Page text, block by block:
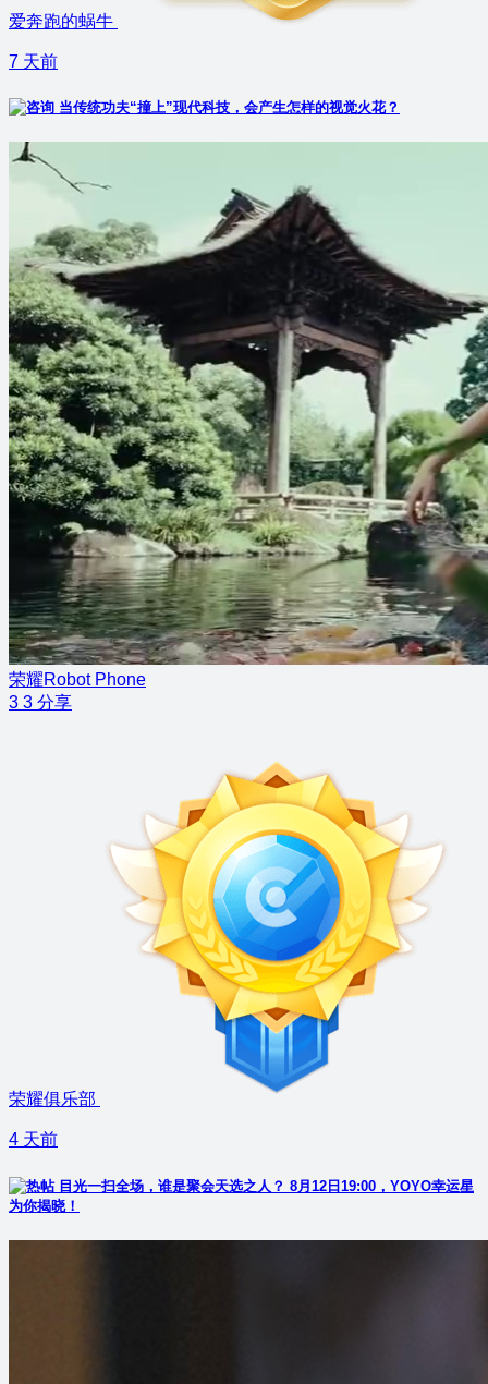
爱奔跑的蜗牛
7 天前
当传统功夫“撞上”现代科技，会产生怎样的视觉火花？
荣耀Robot Phone
3 3 分享
荣耀俱乐部
4 天前
目光一扫全场，谁是聚会天选之人？ 8月12日19:00，YOYO幸运星
为你揭晓！